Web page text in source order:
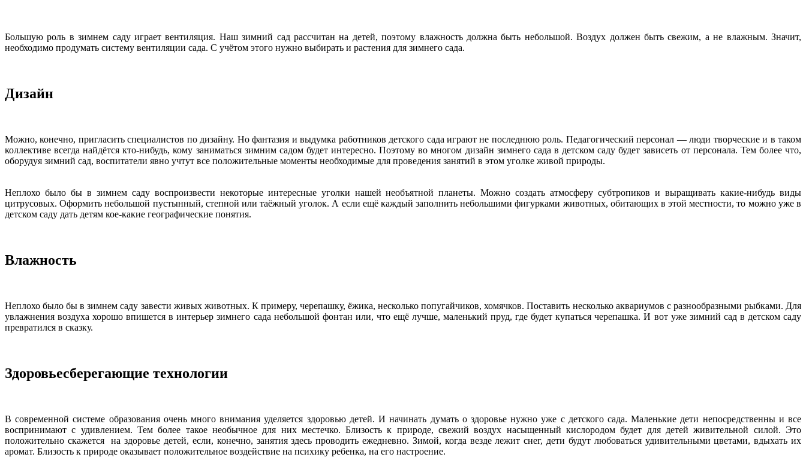
Большую роль в зимнем саду играет вентиляция. Наш зимний сад рассчитан на детей, поэтому влажность должна быть небольшой. Воздух должен быть свежим, а не влажным. Значит,
необходимо продумать систему вентиляции сада. С учётом этого нужно выбирать и растения для зимнего сада.
Дизайн
Можно, конечно, пригласить специалистов по дизайну. Но фантазия и выдумка работников детского сада играют не последнюю роль. Педагогический персонал — люди творческие и в таком
коллективе всегда найдётся кто-нибудь, кому заниматься зимним садом будет интересно. Поэтому во многом дизайн зимнего сада в детском саду будет зависеть от персонала. Тем более что,
оборудуя зимний сад, воспитатели явно учтут все положительные моменты необходимые для проведения занятий в этом уголке живой природы.
Неплохо было бы в зимнем саду воспроизвести некоторые интересные уголки нашей необъятной планеты. Можно создать атмосферу субтропиков и выращивать какие-нибудь виды
цитрусовых. Оформить небольшой пустынный, степной или таёжный уголок. А если ещё каждый заполнить небольшими фигурками животных, обитающих в этой местности, то можно уже в
детском саду дать детям кое-какие географические понятия.
Влажность
Неплохо было бы в зимнем саду завести живых животных. К примеру, черепашку, ёжика, несколько попугайчиков, хомячков. Поставить несколько аквариумов с разнообразными рыбками. Для
увлажнения воздуха хорошо впишется в интерьер зимнего сада небольшой фонтан или, что ещё лучше, маленький пруд, где будет купаться черепашка. И вот уже зимний сад в детском саду
превратился в сказку.
Здоровьесберегающие технологии
В современной системе образования очень много внимания уделяется здоровью детей. И начинать думать о здоровье нужно уже с детского сада. Маленькие дети непосредственны и все
воспринимают с удивлением. Тем более такое необычное для них местечко. Близость к природе, свежий воздух насыщенный кислородом будет для детей живительной силой. Это
положительно скажется на здоровье детей, если, конечно, занятия здесь проводить ежедневно. Зимой, когда везде лежит снег, дети будут любоваться удивительными цветами, вдыхать их
аромат. Близость к природе оказывает положительное воздействие на психику ребенка, на его настроение.